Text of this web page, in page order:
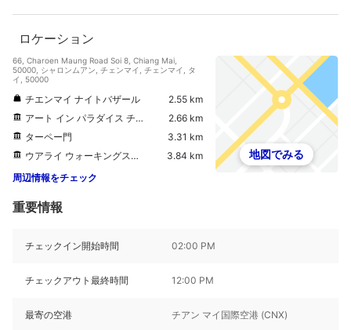
ロケーション
66, Charoen Maung Road Soi 8, Chiang Mai,
50000, シャロンムアン, チェンマイ, チェンマイ, タ
イ, 50000
チエンマイ ナイトバザール
2.55 km
アート イン パラダイス チェンマイ 3Dアート ミュージアム
2.66 km
ターペー門
3.31 km
ウアライ ウォーキングストリート
3.84 km
周辺情報をチェック
地図でみる
重要情報
チェックイン開始時間 02:00 PM
チェックアウト最終時間 12:00 PM
最寄の空港 チアン マイ国際空港 (CNX)